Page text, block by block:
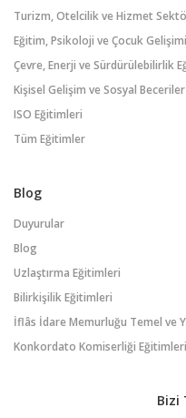
Turizm, Otelcilik ve Hizmet
Eğitim, Psikoloji ve Çocuk
Çevre, Enerji ve Sürdürülebilirlik
Kişisel Gelişim ve Sosyal
ISO Eğitimleri
Tüm Eğitimler
Blog
Duyurular
Blog
Uzlaştırma Eğitimleri
Bilirkişilik Eğitimleri
İflâs İdare Memurluğu Temel ve
Konkordato Komiserliği Eğitimleri
Bizi